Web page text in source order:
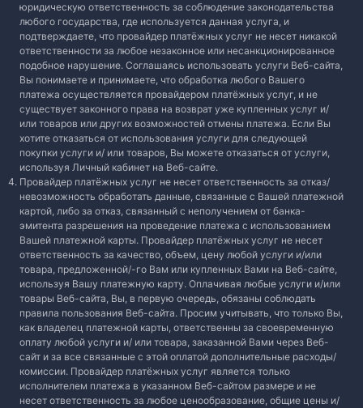
юридическую ответственность за соблюдение законодательства
любого государства, где используется данная услуга, и
подтверждаете, что провайдер платёжных услуг не несет никакой
ответственности за любое незаконное или несанкционированное
подобное нарушение. Соглашаясь использовать услуги Веб-сайта,
Вы понимаете и принимаете, что обработка любого Вашего
платежа осуществляется провайдером платёжных услуг, и не
существует законного права на возврат уже купленных услуг и/
или товаров или других возможностей отмены платежа. Если Вы
хотите отказаться от использования услуги для следующей
покупки услуги и/ или товаров, Вы можете отказаться от услуги,
используя Личный кабинет на Веб-сайте.
Провайдер платёжных услуг не несет ответственность за отказ/
невозможность обработать данные, связанные с Вашей платежной
картой, либо за отказ, связанный с неполучением от банка-
эмитента разрешения на проведение платежа с использованием
Вашей платежной карты. Провайдер платёжных услуг не несет
ответственность за качество, объем, цену любой услуги и/или
товара, предложенной/-го Вам или купленных Вами на Веб-сайте,
используя Вашу платежную карту. Оплачивая любые услуги и/или
товары Веб-сайта, Вы, в первую очередь, обязаны соблюдать
правила пользования Веб-сайта. Просим учитывать, что только Вы,
как владелец платежной карты, ответственны за своевременную
оплату любой услуги и/ или товара, заказанной Вами через Веб-
сайт и за все связанные с этой оплатой дополнительные расходы/
комиссии. Провайдер платёжных услуг является только
исполнителем платежа в указанном Веб-сайтом размере и не
несет ответственность за любое ценообразование, общие цены и/